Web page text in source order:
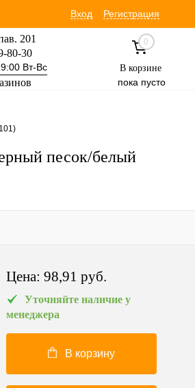
Вход Регистрация
201
80-30
Вт-Вс
60
Вт-Вс
0
В корзине
пока пусто
песок/белый
Цена: 98,91 pуб.
Уточняйте наличие у
менеджера
В корзину